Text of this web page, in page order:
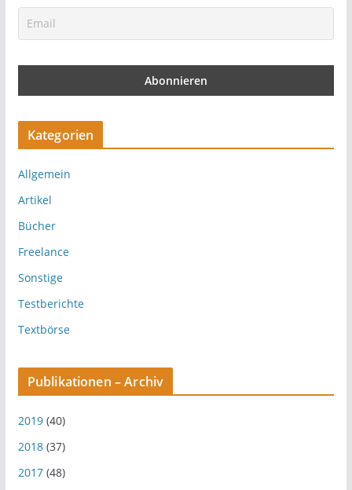
Kategorien
Allgemein
Artikel
Bücher
Freelance
Sonstige
Testberichte
Textbörse
Publikationen – Archiv
2019(40)
2018(37)
2017(48)